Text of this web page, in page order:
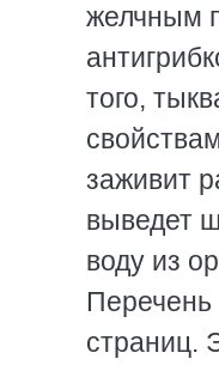
желчным
того,
заживит
выведет
воду из
Перечень
страниц.